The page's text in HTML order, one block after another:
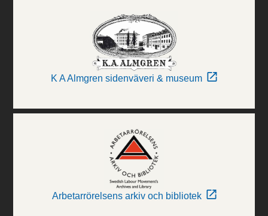
K A Almgren sidenväveri & museum
Arbetarrörelsens arkiv och bibliotek